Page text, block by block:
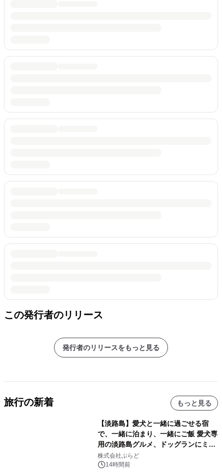
この発行者のリリース
発行者のリリースをもっと見る
旅行の新着 もっと見る
【淡路島】愛犬と一緒に過ごせる宿
で、一緒に泊まり、一緒にご飯 愛犬専
用の淡路島グルメ、ドッグランにミニ
プール グランピングとトレーラーハウ
スの2施設で
株式会社ぷらど
14時間前